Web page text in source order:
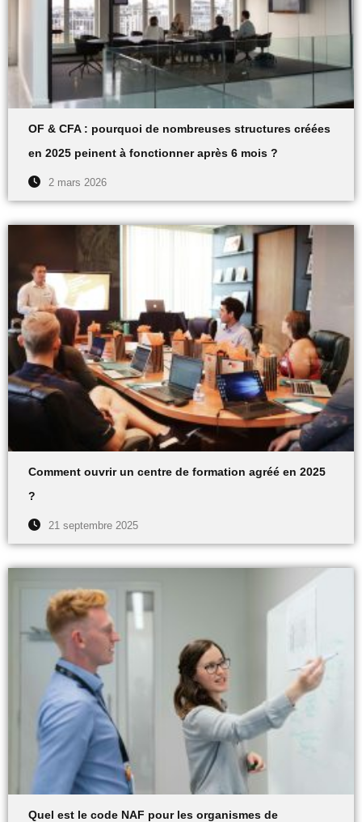
OF & CFA : pourquoi de nombreuses structures créées
en 2025 peinent à fonctionner après 6 mois ?
2 mars 2026
Comment ouvrir un centre de formation agréé en 2025
?
21 septembre 2025
Quel est le code NAF pour les organismes de